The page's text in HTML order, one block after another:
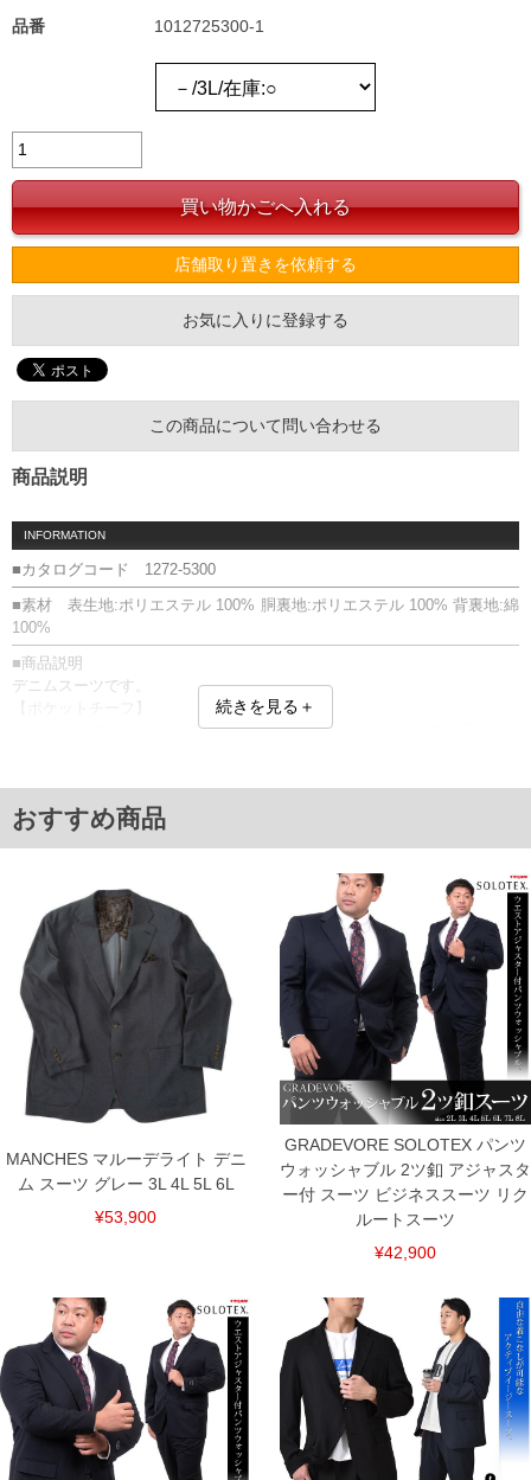
品番 1012725300-1
店舗取り置きを依頼する
お気に入りに登録する
この商品について問い合わせる
商品説明
INFORMATION
■カタログコード 1272-5300
■素材 表生地:ポリエステル 100% 胴裏地:ポリエステル 100% 背裏地:綿
100%
■商品説明
デニムスーツです。
ジャケットの胸ポケットにはチーフが縫い付けてあり、必要に応じて出
つの臭気源に対して、抜群の消臭性能を発揮するマルチ消臭素材「ナ
パンツ：前開きファスナー／サイド・バックポケット有／ワンタック／
ベルトループ9本／サイドウエストシャーリング／消臭テープ／股下78㎝
たたき上げ
ストレッチ／ウォッシャブル／Nai Odor〓／消臭
■サイズ表
[ジャケット]
サイズ/バストホール/上着丈/肩幅/袖丈/ウエストホール
3L/136/81/54.7/63.5/126
4L/145/82/57.5/63.5/135
5L/154/82/60.5/64.5/145
6L/163/84/63.5/65.5/155
サイズ/ウエスト/股下/わたり幅/総丈
3L/105/78/39.4/106.2
単位はcm
※【返品交換について】
返品交換希望の方は、商品到着後1週間以内にご連絡ください。
下着(肌着)やワイシャツは商品の性質上、返品交換不可とさせて頂いております。予め
ご了承くださいませ。
※【ボトムの裾上げをご希望の場合】
裾上げ料金は500円+税となります。
備考欄に股下●cmとご記入下さい。（裾上げ無料対象商品は1本につき税込6,000円以
続きを見る＋
おすすめ商品
MANCHES マルーデライト デニ
ム スーツ グレー 3L 4L 5L 6L
¥53,900
GRADEVORE SOLOTEX パンツ
ウォッシャブル 2ツ釦 アジャスタ
ー付 スーツ ビジネススーツ リク
ルートスーツ
¥42,900